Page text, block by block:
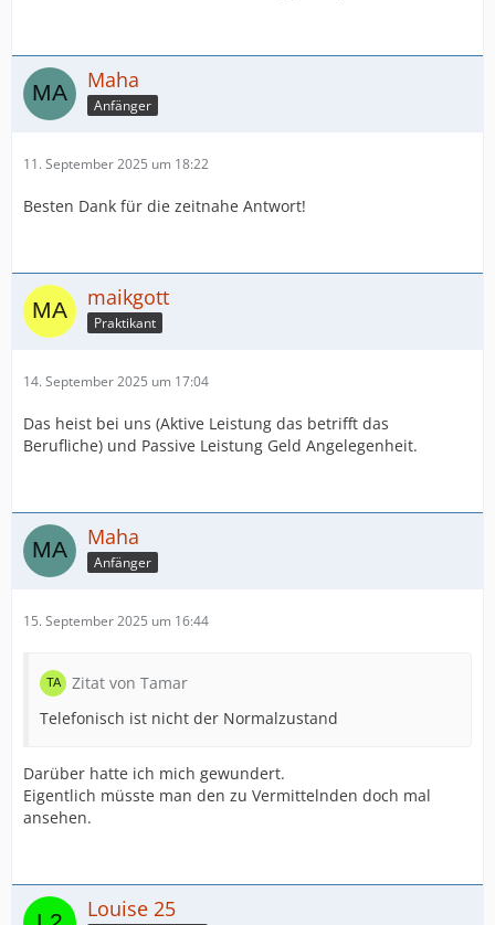
Maha
Anfänger
11. September 2025 um 18:22
Besten Dank für die zeitnahe Antwort!
maikgott
Praktikant
14. September 2025 um 17:04
Das heist bei uns (Aktive Leistung das betrifft das
Berufliche) und Passive Leistung Geld Angelegenheit.
Maha
Anfänger
15. September 2025 um 16:44
Zitat von Tamar
Telefonisch ist nicht der Normalzustand
Darüber hatte ich mich gewundert.
Eigentlich müsste man den zu Vermittelnden doch mal
ansehen.
Louise 25